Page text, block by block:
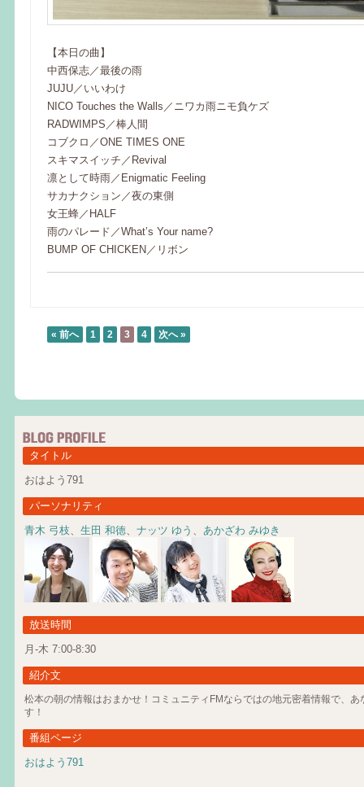
【本日の曲】
中西保志／最後の雨
JUJU／いいわけ
NICO Touches the Walls／ニワカ雨ニモ負ケズ
RADWIMPS／棒人間
コブクロ／ONE TIMES ONE
スキマスイッチ／Revival
凛として時雨／Enigmatic Feeling
サカナクション／夜の東側
女王蜂／HALF
雨のパレード／What’s Your name?
BUMP OF CHICKEN／リボン
« 前へ 1 2 3 4 次へ »
タイトル
おはよう791
パーソナリティ
青木 弓枝
生田 和徳 ナッツ ゆう あかざわ みゆき
放送時間
月-木 7:00-8:30
紹介文
松本の朝の情報はおまかせ！コミュニティFMならではの地元密着情報で、あ
す！
番組ページ
おはよう791